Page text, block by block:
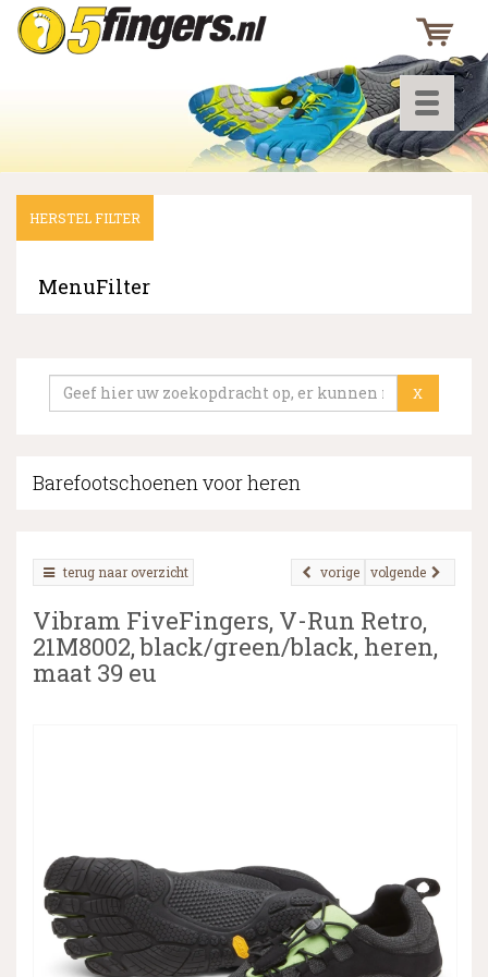
Toggle
▼
▼
▼
HERSTEL FILTER
MenuFilter
X
Barefootschoenen voor heren
terug naar overzicht volgende
vorige
Vibram FiveFingers, V-Run Retro,
21M8002, black/green/black, heren,
maat 39 eu